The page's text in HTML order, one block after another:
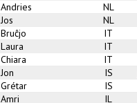
Andries NL
Jos NL
Bruĉjo IT
Laura IT
Chiara IT
Jon IS
Grétar IS
Amri IL